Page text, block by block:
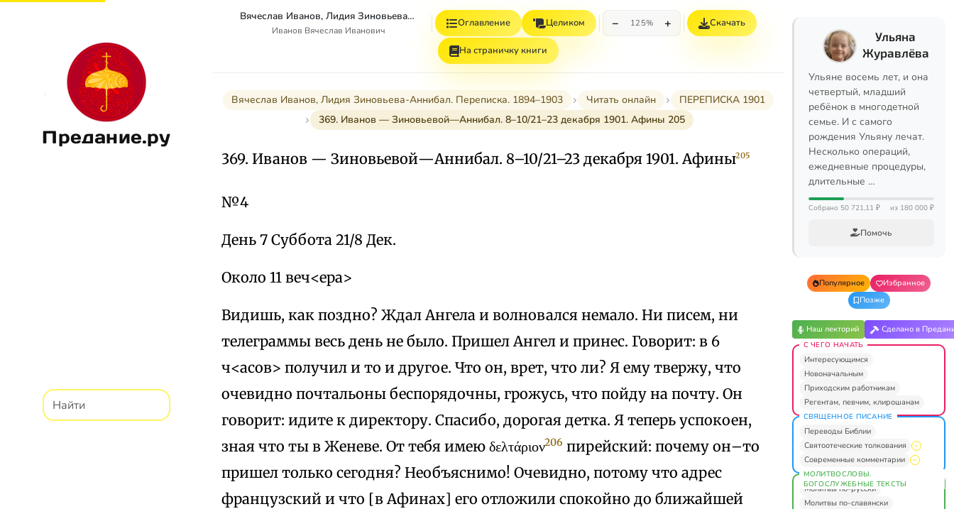
Предание.ру
Вячеслав Иванов, Лидия Зиновьева–Аннибал Переписка. 1894–1903. Том II
Иванов Вячеслав Иванович
Оглавление Целиком − 125% + Скачать
На страничку книги
Вячеслав Иванов, Лидия Зиновьева-Аннибал. Переписка. 1894–1903 Читать онлайн
ПЕРЕПИСКА 1901
369. Иванов — Зиновьевой—Аннибал. 8–10/21–23 декабря 1901. Афины 205
369. Иванов — Зиновьевой—Аннибал. 8–10/21–23 декабря 1901. Афины205
№4
День 7 Суббота 21/8 Дек.
Около 11 веч<ера>
Видишь, как поздно? Ждал Ангела и волновался немало. Ни писем, ни
телеграммы весь день не было. Пришел Ангел и принес. Говорит: в 6
ч<асов> получил и то и другое. Что он, врет, что ли? Я ему твержу, что
очевидно почтальоны беспорядочны, грожусь, что пойду на почту. Он
говорит: идите к директору. Спасибо, дорогая детка. Я теперь успокоен,
зная что ты в Женеве. От тебя имею δελτάριον206 пирейский: почему он–то
пришел только сегодня? Необъяснимо! Очевидно, потому что адрес
французский и что [в Афинах] его отложили спокойно до ближайшей
Ульяна
Журавлёва
Ульяне восемь лет, и она
четвертый, младший
ребёнок в многодетной
семье. И с самого
рождения Ульяну лечат.
Несколько операций,
ежедневные процедуры,
длительные …
Собрано 50 721,11 ₽ из 180 000 ₽
Помочь
Популярное
Избранное
Позже
Наш лекторий Сделано в
С ЧЕГО НАЧАТЬ
Интересующимся
Новоначальным
Приходским работникам
Регентам, певчим, клирошанам
СВЯЩЕННОЕ ПИСАНИЕ
Переводы Библии
Святоотеческие толкования
Современные комментарии
МОЛИТВОСЛОВЫ.
БОГОСЛУЖЕБНЫЕ ТЕКСТЫ
Молитвы по-русски
Молитвы по-славянски